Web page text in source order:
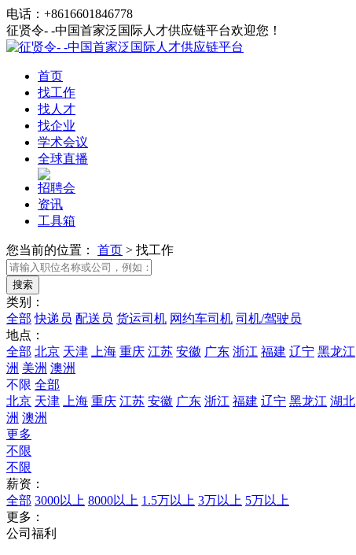
电话：+8616601846778
征贤令- -中国首家泛国际人才供应链平台欢迎您！
首页
找工作
找人才
找企业
学术会议
全球直播
招聘会
资讯
工具箱
您当前的位置： 首页 > 找工作
类别：
全部 快递员 配送员 货运司机 网约车司机 司机/驾驶员
地点：
全部 北京 天津 上海 重庆 江苏 安徽 广东 浙江 福建 辽宁 黑龙江
洲 美洲 澳洲
不限 全部
北京 天津 上海 重庆 江苏 安徽 广东 浙江 福建 辽宁 黑龙江 湖北
洲 澳洲
更多
不限
不限
薪资：
全部 3000以上 8000以上 1.5万以上 3万以上 5万以上
更多：
公司福利